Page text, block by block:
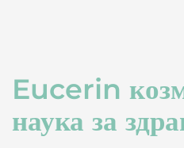
Eucerin
наука за